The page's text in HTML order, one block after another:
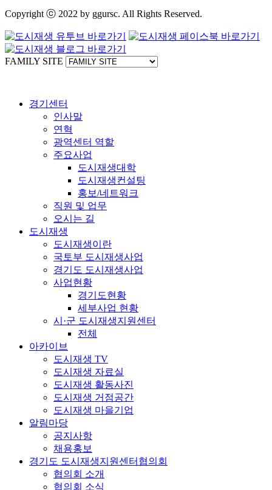
Copyright ⓒ 2022 by ggursc. All Rights Reserved.
FAMILY SITE
경기센터
인사말
연혁
광역센터 역할
주요사업
도시재생대학
도시재생컨설팅
홍보/네트워크
직원 및 업무
오시는 길
도시재생
도시재생이란
국토부 도시재생사업
경기도 도시재생사업
사업현황
경기도현황
세부사업 현황
시·군 도시재생지원센터
전체
아카이브
도시재생 TV
도시재생 자료실
도시재생 활동사진
도시재생 거점공간
도시재생 마을기업
알림마당
공지사항
채용홍보
경기도 도시재생지원센터협의회
협의회 소개
협의회 소식